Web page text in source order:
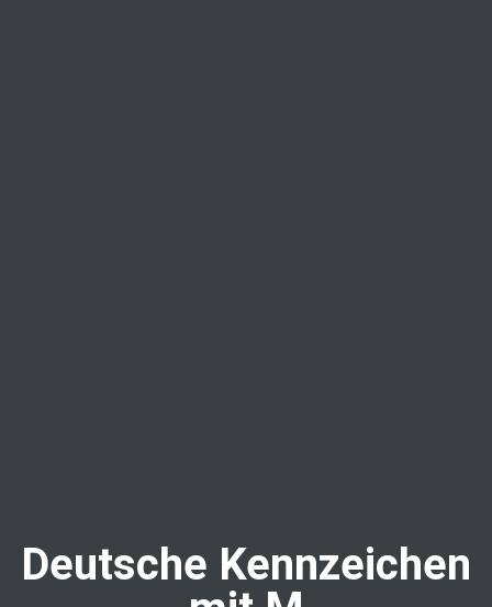
Deutsche Kennzeichen